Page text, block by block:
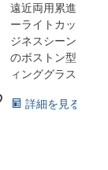
遠近両用累進 + ブ
ーライトカット。
ジネスシーンのた
のボストン型リー
ィンググラス
詳細を見る